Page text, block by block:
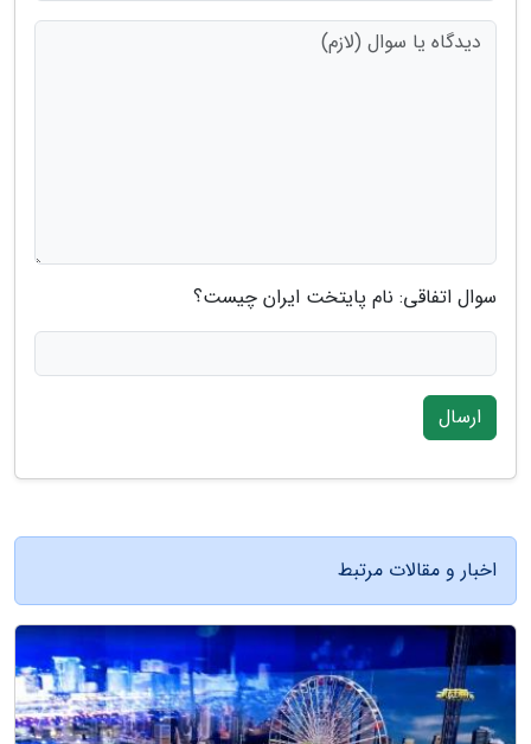
سوال اتفاقی: نام پایتخت ایران چیست؟
ارسال
اخبار و مقالات مرتبط